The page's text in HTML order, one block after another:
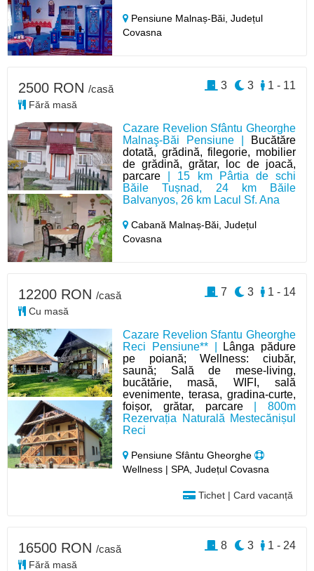
Pensiune Malnaș-Băi,Județul
Covasna
Cazare Revelion Sfântu Gheorghe
Malnaş-Băi Pensiune |
Bucătăre
dotată, grădină, filegorie, mobilier
de grădină, grătar, loc de joacă,
parcare | 15 km Pârtia de schi
Băile Tușnad, 24 km Băile
Balvanyos, 26 km Lacul Sf. Ana
Cabană Malnaș-Băi,Județul
Covasna
2500 RON /casă
Fără masă
1 - 11
3
3
Cazare Revelion Sfantu Gheorghe
Reci Pensiune** |
Lânga pădure
pe poiană; Wellness: ciubăr,
saună; Sală de mese-living,
bucătărie, masă, WIFI, sală
evenimente, terasa, gradina-curte,
foișor, grătar, parcare| 800m
Rezervația Naturală Mestecănișul
Reci
Pensiune Sfântu Gheorghe
Wellness | SPA, Județul Covasna
Tichet | Card vacanță
12200 RON /casă
Cu masă
1 - 14
3
7
16500 RON /casă
Fără masă
1 - 24
3
8